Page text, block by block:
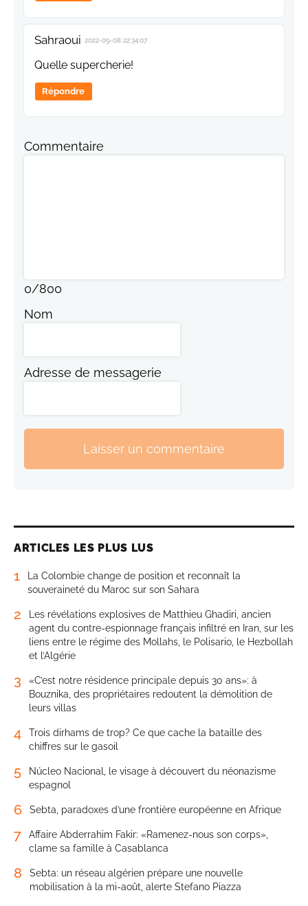
Sahraoui 2022-09-08 22:34:07
Quelle supercherie!
Répondre
Commentaire
0/800
Nom
Adresse de messagerie
Laisser un commentaire
ARTICLES LES PLUS LUS
1
La Colombie change de position et reconnaît la
souveraineté du Maroc sur son Sahara
2
Les révélations explosives de Matthieu Ghadiri, ancien
agent du contre-espionnage français infiltré en Iran, sur les
liens entre le régime des Mollahs, le Polisario, le Hezbollah
et l’Algérie
3
«C’est notre résidence principale depuis 30 ans»: à
Bouznika, des propriétaires redoutent la démolition de
leurs villas
4
Trois dirhams de trop? Ce que cache la bataille des
chiffres sur le gasoil
5
Núcleo Nacional, le visage à découvert du néonazisme
espagnol
6 Sebta, paradoxes d’une frontière européenne en Afrique
7
Affaire Abderrahim Fakir: «Ramenez-nous son corps»,
clame sa famille à Casablanca
8
Sebta: un réseau algérien prépare une nouvelle
mobilisation à la mi-août, alerte Stefano Piazza